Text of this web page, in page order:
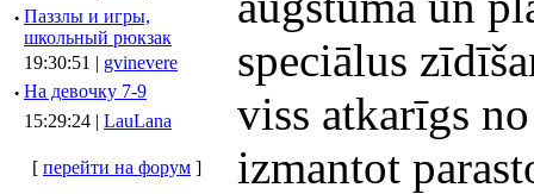
· Паззлы и игры,
школьный рюкзак
19:30:51 | gvinevere
· Hа девочку 7-9
15:29:24 | LauLana
[ перейти на форум ]
speciālus
viss atkarīgs
izmantot